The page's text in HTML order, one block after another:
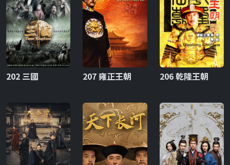
202 三國 207 雍正王朝 206 乾隆王朝